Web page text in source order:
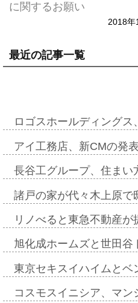
に関するお願い
2018年
最近の記事一覧
ロゴスホールディング
アイ工務店、新CMの発
長谷工グループ、住ま
諸戸の家が代々木上原
リノべると東急不動産
旭化成ホームズと世田
東京セキスイハイムと
コスモスイニシア、マ